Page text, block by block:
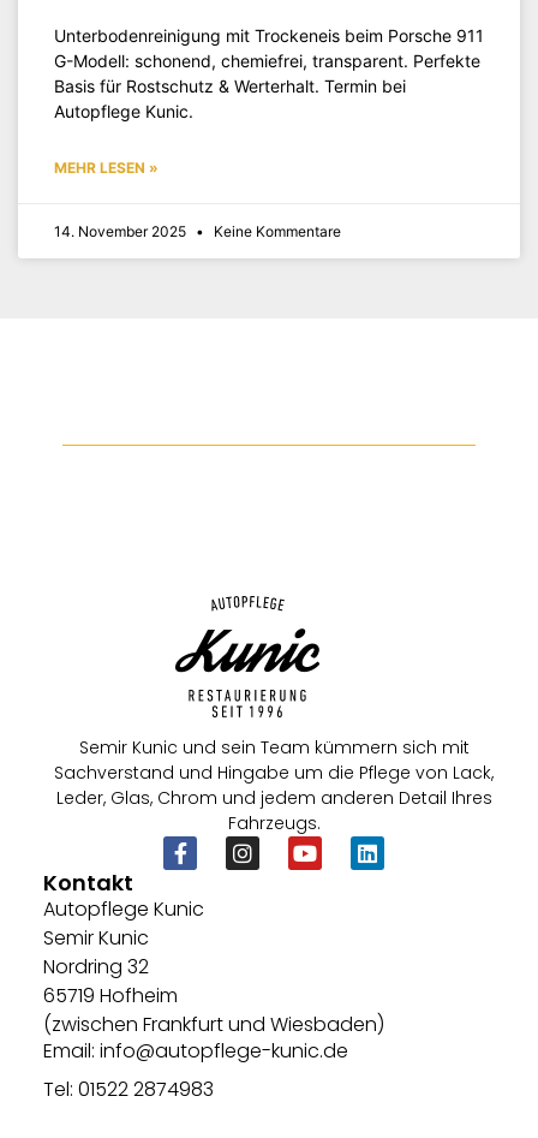
Unterbodenreinigung mit Trockeneis beim Porsche 911
G-Modell: schonend, chemiefrei, transparent. Perfekte
Basis für Rostschutz & Werterhalt. Termin bei
Autopflege Kunic.
MEHR LESEN »
14. November 2025 Keine Kommentare
Semir Kunic und sein Team kümmern sich mit
Sachverstand und Hingabe um die Pflege von Lack,
Leder, Glas, Chrom und jedem anderen Detail Ihres
Fahrzeugs.
Kontakt
Autopflege Kunic
Semir Kunic
Nordring 32
65719 Hofheim
(zwischen Frankfurt und Wiesbaden)
Email: info@autopflege-kunic.de
Tel: 01522 2874983